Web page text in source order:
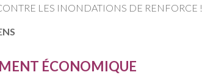
LES INONDATIONS DE RENFORCE !
ÉCONOMIQUE